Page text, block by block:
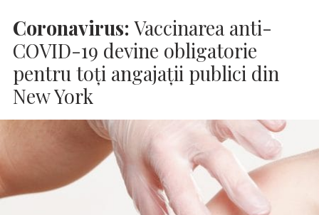
Coronavirus: Vaccinarea anti-
COVID-19 devine obligatorie
pentru toţi angajaţii publici din
New York